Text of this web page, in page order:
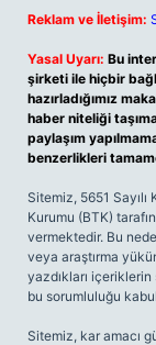
Reklam ve İletişim:
Yasal Uyarı: Bu
şirketi ile hiçbir
hazırladığımız
haber niteliği
paylaşım
benzerlikleri
Sitemiz, 5651
Kurumu (BTK)
vermektedir. Bu
veya araştırma
yazdıkları
bu sorumluluğu
Sitemiz, kar amacı